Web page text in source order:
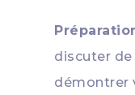
discuter de
démontrer